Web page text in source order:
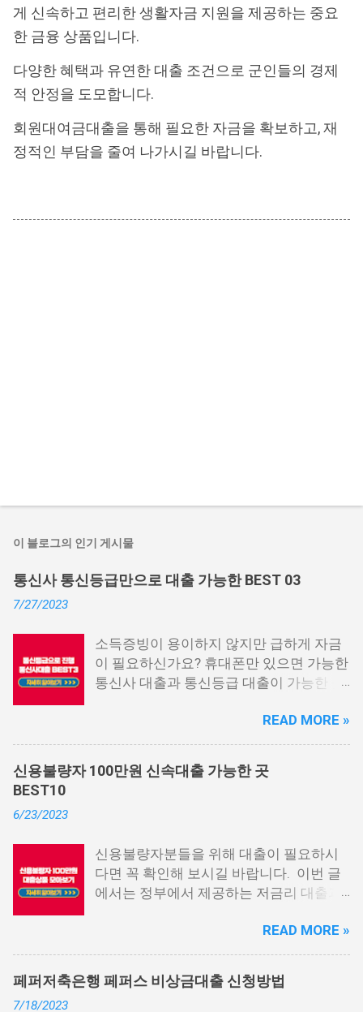
게 신속하고 편리한 생활자금 지원을 제공하는 중요
한 금융 상품입니다.
다양한 혜택과 유연한 대출 조건으로 군인들의 경제
적 안정을 도모합니다.
회원대여금대출을 통해 필요한 자금을 확보하고, 재
정적인 부담을 줄여 나가시길 바랍니다.
이 블로그의 인기 게시물
통신사 통신등급만으로 대출 가능한 BEST 03
7/27/2023
소득증빙이 용이하지 않지만 급하게 자금
이 필요하신가요? 휴대폰만 있으면 가능한
통신사 대출과 통신등급 대출이 가능한 곳
신사 대출이란? 급히 자금이 필요한 상황
이 발생하면, 때로는 소액 대출을 고려해야
할 수도 있습니다. 하지만 이직 준비로 인
해 무직 상태이거나 소득 증빙이 어려운 상
대출 상품은 휴대폰만 있으면 간편하게 신
청할 수 있으며, 통신 등급에 따라 대출이
가능합니다. 마치 신용등급처럼 등급별로
부 내역과 장기간에 걸쳐 통신사를 이용한
우량한 고객이면, 추가 혜택도 받을 수 있
습니다. 급히 자금이 필요한 경우, 소액 대
출이 용이하지 않을 수 있습니다. 특히, 현
READ MORE »
신용불량자 100만원 신속대출 가능한 곳
BEST10
6/23/2023
신용불량자분들을 위해 대출이 필요하시
다면 꼭 확인해 보시길 바랍니다. 이번 글
에서는 정부에서 제공하는 저금리 대출과
상위 10개 상품을 추천해 드립니다. 📌 목
차 1. 소액생계비대출: 연체자 100만원 대
출 2. 신용회복위원회 성실상환자대출 3.
신용회복위원회 비대면 간편대출 4. 햇살
READ MORE »
페퍼저축은행 페퍼스 비상금대출 신청방법
7/18/2023